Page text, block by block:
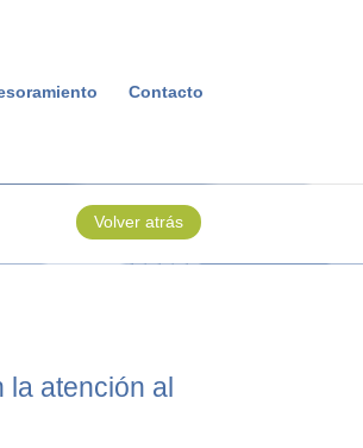
Contacto
Volver atrás
la atención al